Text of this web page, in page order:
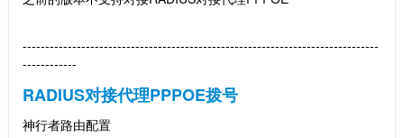
-------------------------------------------------------------------------------
------------
RADIUS对接代理PPPOE拨号
神行者路由配置